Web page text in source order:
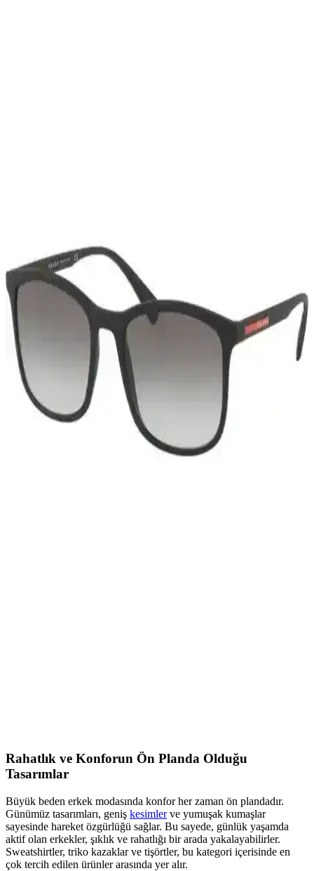
Pierre Cardin 800011F104 Erkek Kol Saati: Şık ve
Fonksiyonel Tasarım Özellikleri
Pierre Cardin 800011F104 erkek kol saati, şık tasarımı, dayanıklı
yapısı ve günlük kullanıma uygun özellikleriyle öne çıkıyor. Hafif
ve su geçirmez özellikleriyle fark yaratır.
Aqua Di Polo 1987 Erkek Siyah UV 400 Korumalı
Güneş Gözlüğü: Şıklık ve Koruma Bir Arada
Modern erkekler için tasarlanan Aqua Di Polo 1987 Siyah UV 400
korumalı güneş gözlüğü, şıklık ve fonksiyonelliği bir arada sunar,
güneş ışınlarından maksimum koruma sağlar.
Ray-Ban Rb4179-601S9A/62 Erkek Güneş Gözlüğü
Rahatlık ve Konforun Ön Planda Olduğu
Tasarımlar
Büyük beden erkek modasında konfor her zaman ön plandadır.
Günümüz tasarımları, geniş kesimlerve yumuşak kumaşlar
sayesinde hareket özgürlüğü sağlar. Bu sayede, günlük yaşamda
aktif olan erkekler, şıklık ve rahatlığı bir arada yakalayabilirler.
Sweatshirtler, triko kazaklar ve tişörtler, bu kategori içerisinde en
çok tercih edilen ürünler arasında yer alır.